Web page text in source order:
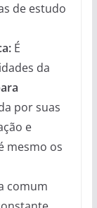
de estudo
É
da
por suas
e
mesmo os
comum